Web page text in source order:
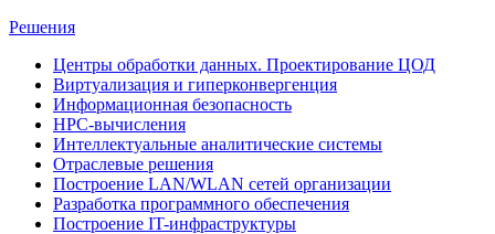
Решения
Центры обработки данных. Проектирование ЦОД
Виртуализация и гиперконвергенция
Информационная безопасность
HPC-вычисления
Интеллектуальные аналитические системы
Отраслевые решения
Построение LAN/WLAN сетей организации
Разработка программного обеспечения
Построение IT-инфраструктуры